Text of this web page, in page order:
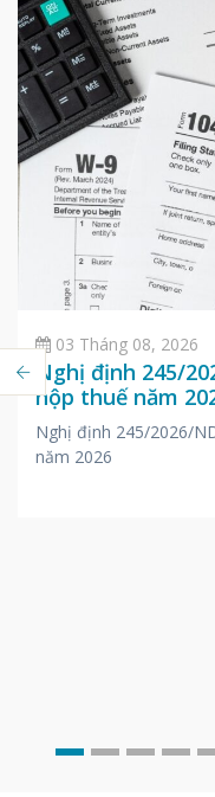
03 Tháng 08, 2026
Nghị định 245/
nộp thuế năm
Nghị định 245/2026/
năm 2026